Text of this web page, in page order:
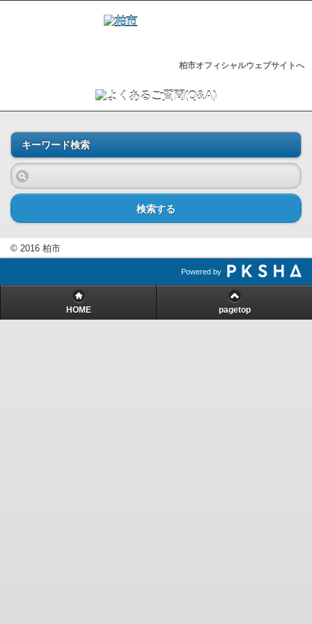
柏市オフィシャルウェブサイトへ
キーワード検索
検索する
© 2016 柏市
Powered by
HOME pagetop